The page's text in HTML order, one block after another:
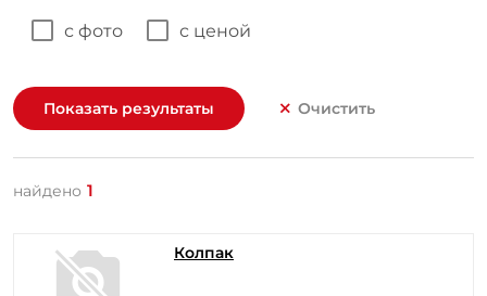
с фото с ценой
Показать результаты Очистить
найдено 1
Колпак